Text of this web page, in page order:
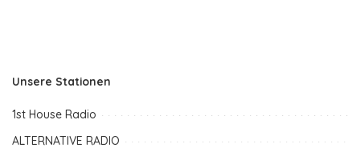
Unsere Stationen
1st House Radio
ALTERNATIVE RADIO